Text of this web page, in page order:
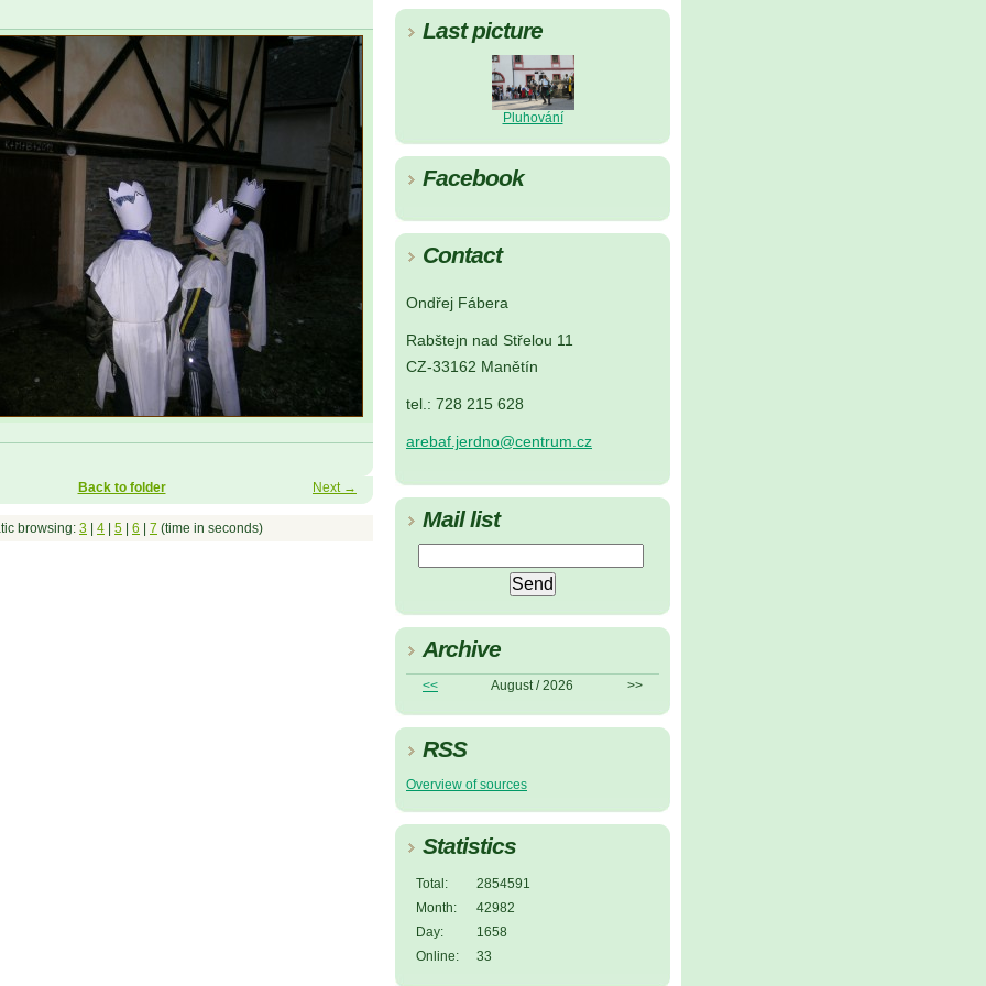
Last picture
Pluhování
Facebook
Contact
Ondřej Fábera
Rabštejn nad Střelou 11
CZ-33162 Manětín
tel.: 728 215 628
arebaf.jerdno@centrum.cz
Mail list
Archive
<< August / 2026 >>
RSS
Overview of sources
Statistics
Online: 33
Total:
2854591
Month:
42982
Day:
1658
Next →
Back to folder
browsing: 3 4 5 6 7 (time in seconds)